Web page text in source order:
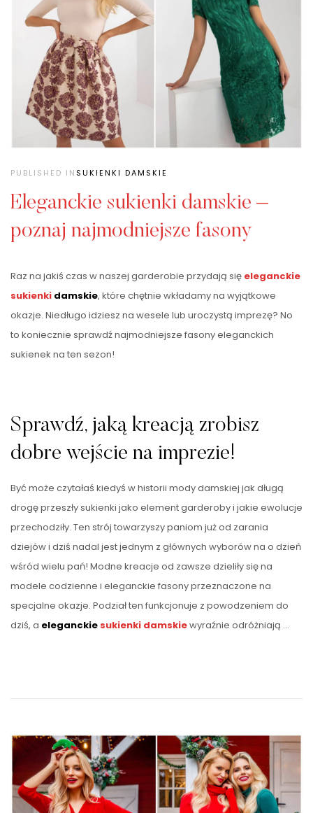
PUBLISHED IN SUKIENKI DAMSKIE
Eleganckie sukienki damskie –
poznaj najmodniejsze fasony
Raz na jakiś czas w naszej garderobie przydają się eleganckie
sukienki damskie, które chętnie wkładamy na wyjątkowe
okazje. Niedługo idziesz na wesele lub uroczystą imprezę? No
to koniecznie sprawdź najmodniejsze fasony eleganckich
sukienek na ten sezon!
Sprawdź, jaką kreacją zrobisz
dobre wejście na imprezie!
Być może czytałaś kiedyś w historii mody damskiej jak długą
drogę przeszły sukienki jako element garderoby i jakie ewolucje
przechodziły. Ten strój towarzyszy paniom już od zarania
dziejów i dziś nadal jest jednym z głównych wyborów na o dzień
wśród wielu pań! Modne kreacje od zawsze dzieliły się na
modele codzienne i eleganckie fasony przeznaczone na
specjalne okazje. Podział ten funkcjonuje z powodzeniem do
dziś, a eleganckie sukienki damskiewyraźnie odróżniają …